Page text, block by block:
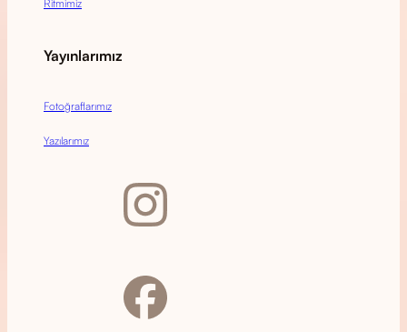
Ritmimiz
Yayınlarımız
Fotoğraflarımız
Yazılarımız